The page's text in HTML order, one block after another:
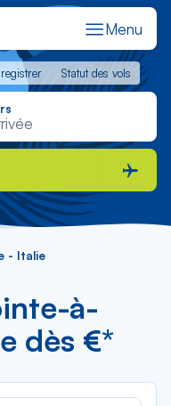
Menu
Statut des vols
Statut des vols
- Italie
à-
dès €*